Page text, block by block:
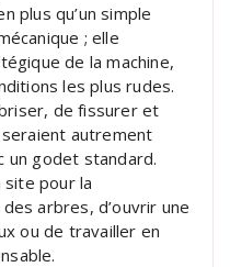
plus qu’un simple
; elle
de la machine,
les plus rudes.
de fissurer et
autrement
un godet standard.
site pour la
arbres, d’ouvrir une
ou de travailler en